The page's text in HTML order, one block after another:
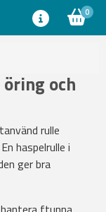
0
och
rulle
haspelrulle i
ger bra